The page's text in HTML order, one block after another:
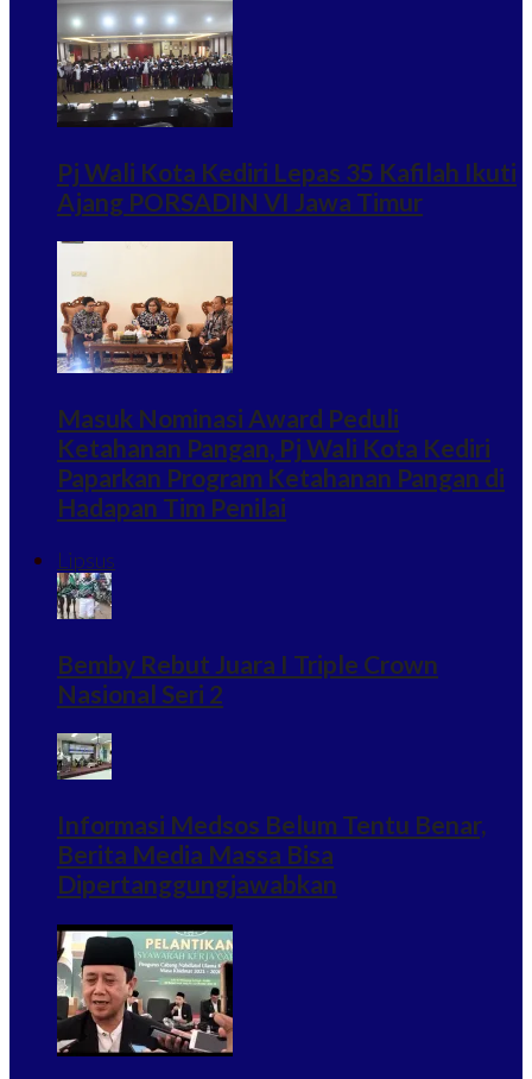
Pj Wali Kota Kediri Lepas 35 Kafilah Ikuti
Ajang PORSADIN VI Jawa Timur
Masuk Nominasi Award Peduli
Ketahanan Pangan, Pj Wali Kota Kediri
Paparkan Program Ketahanan Pangan di
Hadapan Tim Penilai
Lipsus
Bemby Rebut Juara I Triple Crown
Nasional Seri 2
Informasi Medsos Belum Tentu Benar,
Berita Media Massa Bisa
Dipertanggungjawabkan